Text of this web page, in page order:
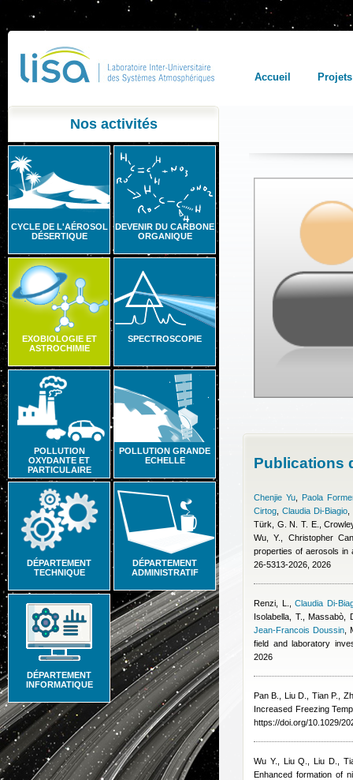
Accueil Projets
Nos activités
CYCLE DE L'AÉROSOL
DÉSERTIQUE
DEVENIR DU CARBONE
ORGANIQUE
EXOBIOLOGIE ET
ASTROCHIMIE
SPECTROSCOPIE
POLLUTION
OXYDANTE ET
PARTICULAIRE
POLLUTION GRANDE
ECHELLE
DÉPARTEMENT
TECHNIQUE
DÉPARTEMENT
ADMINISTRATIF
DÉPARTEMENT
INFORMATIQUE
Publications
Chenjie Yu
Paola
Cirtog ,Claudia Di-Biagio
Türk, G. N. T. E.,
Wu, Y.
Christopher
properties of aerosols
26-5313-2026, 2026
Renzi, L. ,Claudia Di-
Isolabella, T., Massabò,
Jean-Francois Doussin ,
field and laboratory
2026
Pan B., Liu D., Tian P.,
Increased Freezing
https://doi.org/10.1029/
Wu Y., Liu Q., Liu D.,
Enhanced formation of